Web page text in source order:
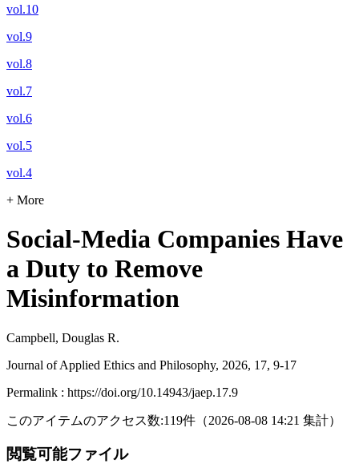
vol.10
vol.9
vol.8
vol.7
vol.6
vol.5
vol.4
+ More
Social-Media Companies Have
a Duty to Remove
Misinformation
Campbell, Douglas R.
Journal of Applied Ethics and Philosophy, 2026, 17, 9-17
Permalink : https://doi.org/10.14943/jaep.17.9
このアイテムのアクセス数:119件 （2026-08-08 14:21 集計）
閲覧可能ファイル